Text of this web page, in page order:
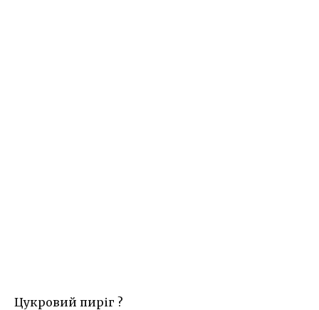
Цукровий пиріг ?